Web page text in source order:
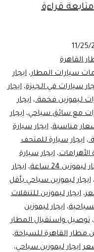
متابعة قراءةخدمات
القاهرة
وتجربة
النقل
الفاخر
11/25/
القاهرة
سيارات المطار، ايجار
سيارات في الجيزة، ايجار
ليموزين فخمة.، ايجار
مع سائق سياحي،ايجار
مناسبة،ايجار سيارة
،ايجار سيارة للمتحف
الأهرامات،ايجار سيارة
ليموزين 24 ساعة ،ايجار
ايجار ليموزين سياحي بأقل
،ايجار ليموزين للتنقلات
، ايجار ليموزين
،توصيل واستقبال المطار
مطار القاهرة للسياحة،
ايجار ليموزين سياحي،